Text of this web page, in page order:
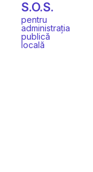
S.O.S.
pentru
administrația
publică
locală